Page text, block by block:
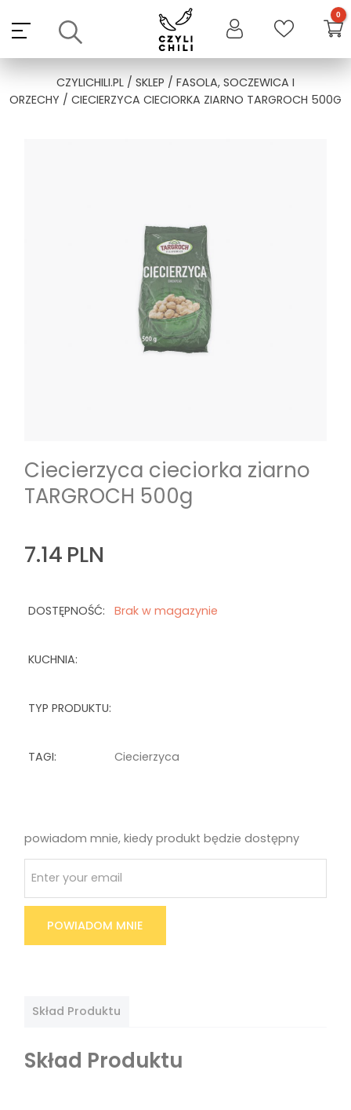
content
CZYLICHILI.PL / SKLEP / FASOLA, SOCZEWICA I
ORZECHY / CIECIERZYCA CIECIORKA ZIARNO TARGROCH 500G
Ciecierzyca cieciorka ziarno
TARGROCH 500g
7.14 PLN
DOSTĘPNOŚĆ: Brak w magazynie
KUCHNIA:
TYP PRODUKTU:
TAGI: Ciecierzyca
powiadom mnie, kiedy produkt będzie dostępny
POWIADOM MNIE
Skład Produktu
Skład Produktu